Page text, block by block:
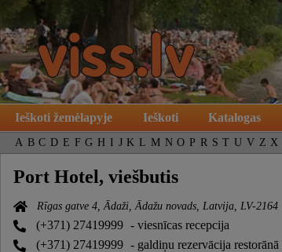
Ieškoti žemėlapyje Ieškoti Katalogas
A B C D E F G H I J K L M N O P R S T U V Z X
Port Hotel, viešbutis
Rīgas gatve 4, Ādaži, Ādažu novads, Latvija, LV-2164
(+371) 27419999 - viesnīcas recepcija
(+371) 27419999 - galdiņu rezervācija restorānā